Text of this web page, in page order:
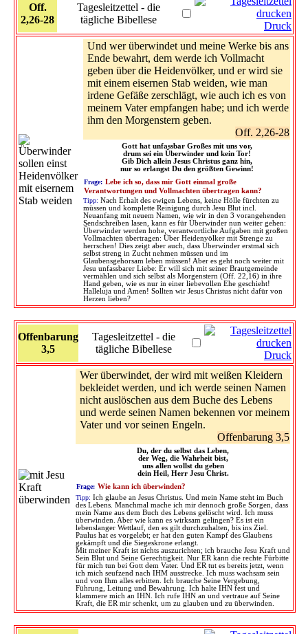
Off.
2,26-28
Tagesleitzettel - die
tägliche Bibellese
Druck
Und wer überwindet und meine Werke bis ans
Ende bewahrt, dem werde ich Vollmacht
geben über die Heidenvölker, und er wird sie
mit einem eisernen Stab weiden, wie man
irdene Gefäße zerschlägt, wie auch ich es von
meinem Vater empfangen habe; und ich werde
ihm den Morgenstern geben.
Off. 2,26-28
Gott hat unfassbar Großes mit uns vor,
drum sei ein Überwinder und kein Tor!
Gib Dich allein Jesus Christus ganz hin,
nur so erlangst Du den größten Gewinn!
Frage: Lebe ich so, dass mir Gott einmal große
Verantwortungen und Vollmachten übertragen kann?
Tipp: Nach Erhalt des ewigen Lebens, keine Hölle fürchten zu
müssen und komplette Reinigung durch Jesu Blut incl.
Neuanfang mit neuem Namen, wie wir in den 3 vorangehenden
Sendschreiben lasen, kann es für Überwinder nun weiter gehen:
Überwinder werden hohe, verantwortliche Aufgaben mit großen
Vollmachten übertragen: Über Heidenvölker mit Strenge zu
herrschen! Dies zeigt aber auch, dass Überwinder erstmal sich
selbst streng in Zucht nehmen müssen und im
Glaubensgehorsam leben müssen! Aber es geht noch weiter mit
Jesu unfassbarer Liebe: Er will sich mit seiner Brautgemeinde
vermählen und sich selbst als Morgenstern (Off. 22,16) in ihre
Hand geben, wie es nur in einer liebevollen Ehe geschieht!
Halleluja und Amen! Sollten wir Jesus Christus nicht dafür von
Herzen lieben?
Offenbarung
3,5
Tagesleitzettel - die
tägliche Bibellese
Druck
Wer überwindet, der wird mit weißen Kleidern
bekleidet werden, und ich werde seinen Namen
nicht auslöschen aus dem Buche des Lebens
und werde seinen Namen bekennen vor meinem
Vater und vor seinen Engeln.
Offenbarung 3,5
Du, der du selbst das Leben,
der Weg, die Wahrheit bist,
uns allen wollst du geben
dein Heil, Herr Jesu Christ.
Frage: Wie kann ich überwinden?
Tipp: Ich glaube an Jesus Christus. Und mein Name steht im Buch
des Lebens. Manchmal mache ich mir dennoch große Sorgen, dass
mein Name aus dem Buch des Lebens gelöscht wird. Ich muss
überwinden. Aber wie kann es wirksam gelingen? Es ist ein
lebenslanger Wettlauf, den es gilt durchzuhalten, bis ins Ziel.
Paulus hat es vorgelebt; er hat den guten Kampf des Glaubens
gekämpft und die Siegeskrone erlangt.
Mit meiner Kraft ist nichts auszurichten; ich brauche Jesu Kraft und
Sein Blut und Seine Gerechtigkeit. Nur ER kann die rechte Fürbitte
für mich tun bei Gott dem Vater. Und ER tut es bereits jetzt, wenn
ich mich seufzend nach IHM ausstrecke. Ich muss wachsam sein
und von Ihm alles erbitten. Ich brauche Seine Vergebung,
Führung, Leitung und Bewahrung. Ich halte IHN fest und
klammere mich an IHN. Ich rufe IHN an und vertraue auf Seine
Kraft, die ER mir schenkt, um zu glauben und zu überwinden.